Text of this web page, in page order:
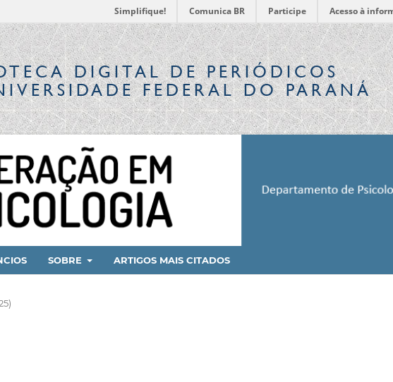
Simplifique! Comunica BR Participe Acesso à
DIGITALDE PERIÓDICOS
FEDERAL DO PARANÁ
SOBRE ARTIGOS MAIS CITADOS